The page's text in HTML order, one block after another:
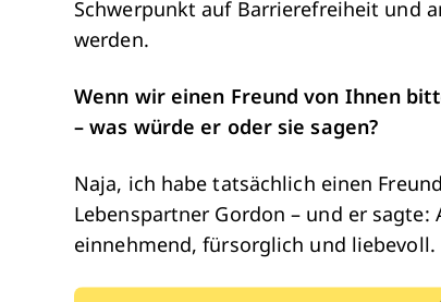
Schwerpunkt auf Barrierefreiheit und
werden.
Wenn wir einen Freund von Ihnen
– was würde er oder sie sagen?
Naja, ich habe tatsächlich einen
Lebenspartner Gordon – und er
einnehmend, fürsorglich und liebevoll.